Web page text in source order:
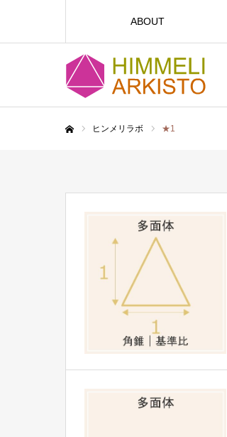
ABOUT
ヒンメリラボ ★1